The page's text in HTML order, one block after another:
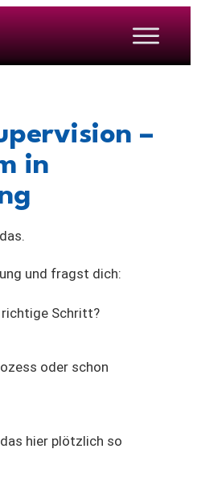
–
in
und fragst dich:
Schritt?
oder schon
hier plötzlich so